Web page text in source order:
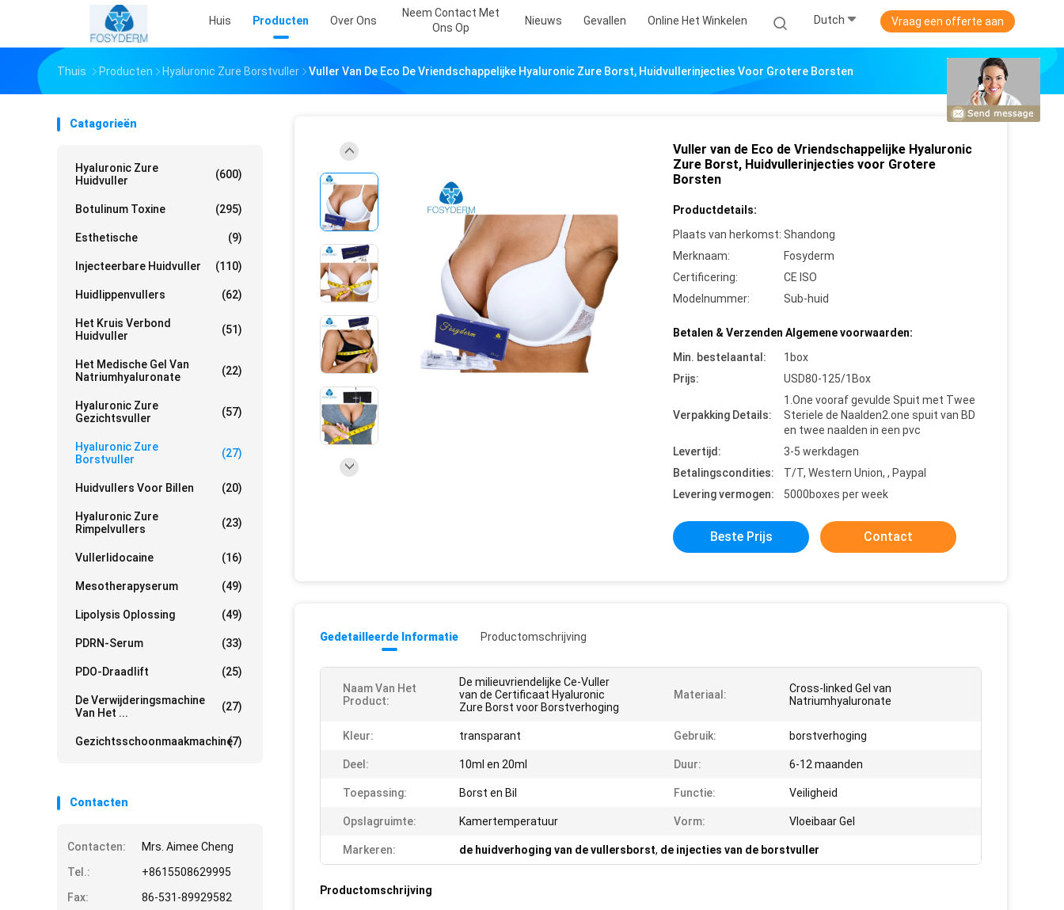
Huis Producten Over Ons
Neem Contact Met
Ons Op
Nieuws Gevallen Online Het Winkelen Dutch Vraag een offerte aan
Thuis Producten Hyaluronic Zure Borstvuller Vuller Van De Eco De Vriendschappelijke Hyaluronic Zure Borst, Huidvullerinjecties Voor Grotere Borsten
Catagorieën
Hyaluronic Zure
Huidvuller
(600)
Botulinum Toxine (295)
Esthetische (9)
Injecteerbare Huidvuller (110)
Huidlippenvullers (62)
Het Kruis Verbond
Huidvuller
(51)
Het Medische Gel Van
Natriumhyaluronate
(22)
Hyaluronic Zure
Gezichtsvuller
(57)
Hyaluronic Zure
Borstvuller
(27)
Huidvullers Voor Billen (20)
Hyaluronic Zure
Rimpelvullers
(23)
Vullerlidocaine (16)
Mesotherapyserum (49)
Lipolysis Oplossing (49)
PDRN-Serum (33)
PDO-Draadlift (25)
De Verwijderingsmachine
Van Het ...
(27)
Gezichtsschoonmaakmachine(7)
Contacten
Contacten:
Mrs. Aimee Cheng
Tel.:
+8615508629995
Fax:
86-531-89929582
Vuller van de Eco de Vriendschappelijke Hyaluronic
Zure Borst, Huidvullerinjecties voor Grotere
Borsten
Productdetails:
Plaats van herkomst: Shandong
Merknaam:
Fosyderm
Certificering:
CE ISO
Modelnummer:
Sub-huid
Betalen & Verzenden Algemene voorwaarden:
Min. bestelaantal:
1box
Prijs:
USD80-125/1Box
Verpakking Details:
1.One vooraf gevulde Spuit met Twee
Steriele de Naalden2.one spuit van BD
en twee naalden in een pvc
Levertijd:
3-5 werkdagen
Betalingscondities:
T/T, Western Union, , Paypal
Levering vermogen:
5000boxes per week
Beste Prijs Contact
Gedetailleerde Informatie Productomschrijving
Naam Van Het
Product:
De milieuvriendelijke Ce-Vuller
van de Certificaat Hyaluronic
Zure Borst voor Borstverhoging
Materiaal:
Cross-linked Gel van
Natriumhyaluronate
Kleur: transparant Gebruik: borstverhoging
Deel: 10ml en 20ml Duur: 6-12 maanden
Toepassing: Borst en Bil Functie: Veiligheid
Opslagruimte: Kamertemperatuur Vorm: Vloeibaar Gel
Markeren: de huidverhoging van de vullersborst, de injecties van de borstvuller
Productomschrijving